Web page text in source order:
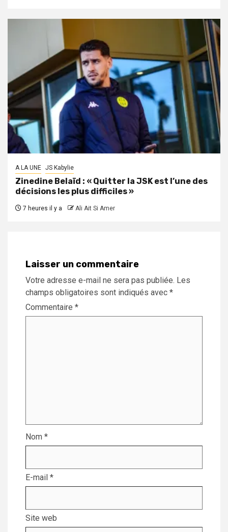
A LA UNE JS Kabylie
Zinedine Belaïd : « Quitter la JSK est l’une des
décisions les plus difficiles »
7 heures il y a Ali Ait Si Amer
Laisser un commentaire
Votre adresse e-mail ne sera pas publiée. Les
champs obligatoires sont indiqués avec *
Commentaire *
Nom *
E-mail *
Site web